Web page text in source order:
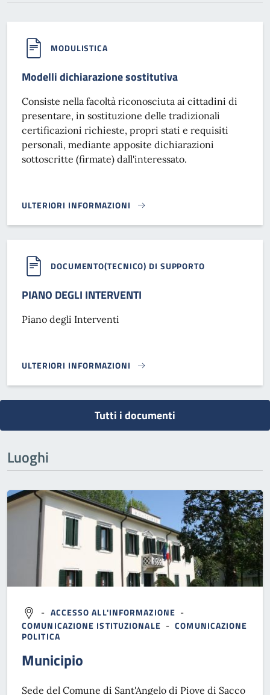
MODULISTICA
Modelli dichiarazione sostitutiva
Consiste nella facoltà riconosciuta ai cittadini di
presentare, in sostituzione delle tradizionali
certificazioni richieste, propri stati e requisiti
personali, mediante apposite dichiarazioni
sottoscritte (firmate) dall'interessato.
ULTERIORI INFORMAZIONI
MODELLI DICHIARAZIONE SOSTITUTIVA}
DOCUMENTO(TECNICO) DI SUPPORTO
PIANO DEGLI INTERVENTI
Piano degli Interventi
ULTERIORI INFORMAZIONI
PIANO DEGLI INTERVENTI }
Tutti i documenti
Luoghi
- ACCESSO ALL'INFORMAZIONE -
COMUNICAZIONE ISTITUZIONALE -COMUNICAZIONE
POLITICA
Municipio
Sede del Comune di Sant'Angelo di Piove di Sacco